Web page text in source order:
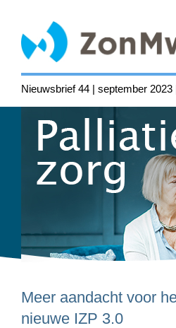
Nieuwsbrief 44 | september
Meer aandacht voor
nieuwe IZP 3.0